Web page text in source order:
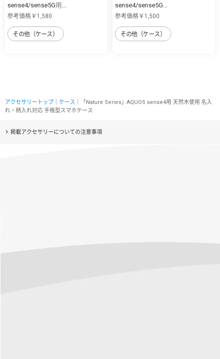
sense4/sense5G用...
参考価格￥1,580
その他（ケース）
sense4/sense5G...
参考価格￥1,500
その他（ケース）
アクセサリートップ ケース ｜「Nature Series」AQUOS sense4用 天然木使用 名入
れ・柄入れ対応 手帳型スマホケース
掲載アクセサリーについての注意事項